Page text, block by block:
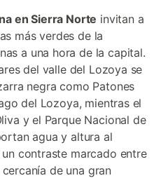
en Sierra Norte invitan a
más verdes de la
a una hora de la capital.
del valle del Lozoya se
negra como Patones
del Lozoya, mientras el
y el Parque Nacional de
agua y altura al
contraste marcado entre
de una gran